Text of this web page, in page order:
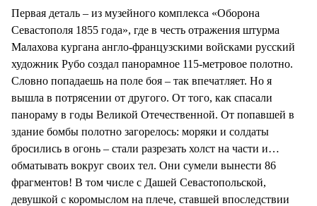
Первая деталь – из музейного комплекса «Оборона
Севастополя 1855 года», где в честь отражения штурма
Малахова кургана англо-французскими войсками русский
художник Рубо создал панорамное 115-метровое полотно.
Словно попадаешь на поле боя – так впечатляет. Но я
вышла в потрясении от другого. От того, как спасали
панораму в годы Великой Отечественной. От попавшей в
здание бомбы полотно загорелось: моряки и солдаты
бросились в огонь – стали разрезать холст на части и…
обматывать вокруг своих тел. Они сумели вынести 86
фрагментов! В том числе с Дашей Севастопольской,
девушкой с коромыслом на плече, ставшей впоследствии